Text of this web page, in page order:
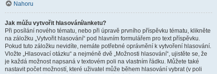
Nahoru
Jak můžu vytvořit hlasování/anketu?
Při posílání nového tématu, nebo při úpravě prvního příspěvku tématu, klikněte
na záložku „Vytvořit hlasování“ pod hlavním formulářem pro text příspěvku.
Pokud tuto záložku nevidíte, nemáte potřebné oprávnění k vytvoření hlasování.
Vložte „Hlasovací otázku“ a nejméně dvě „Možnosti hlasování“, ujistěte se, že
je každá možnost napsaná v textovém poli na vlastním řádku. Můžete také
nastavit počet možností, které uživatel může během hlasování vybrat (v poli